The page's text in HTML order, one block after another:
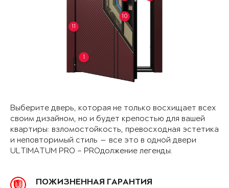
1
10
11
Выберите дверь, которая не только восхищает всех
своим дизайном, но и будет крепостью для вашей
квартиры: взломостойкость, превосходная эстетика
и неповторимый стиль — все это в одной двери
ULTIMATUM PRO – PROдолжение легенды.
ПОЖИЗНЕННАЯ ГАРАНТИЯ